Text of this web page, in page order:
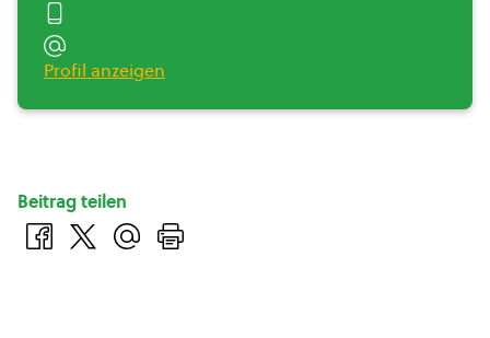
Profil anzeigen
Beitrag teilen